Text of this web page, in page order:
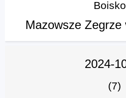
Mazowsze
2024-
(7)